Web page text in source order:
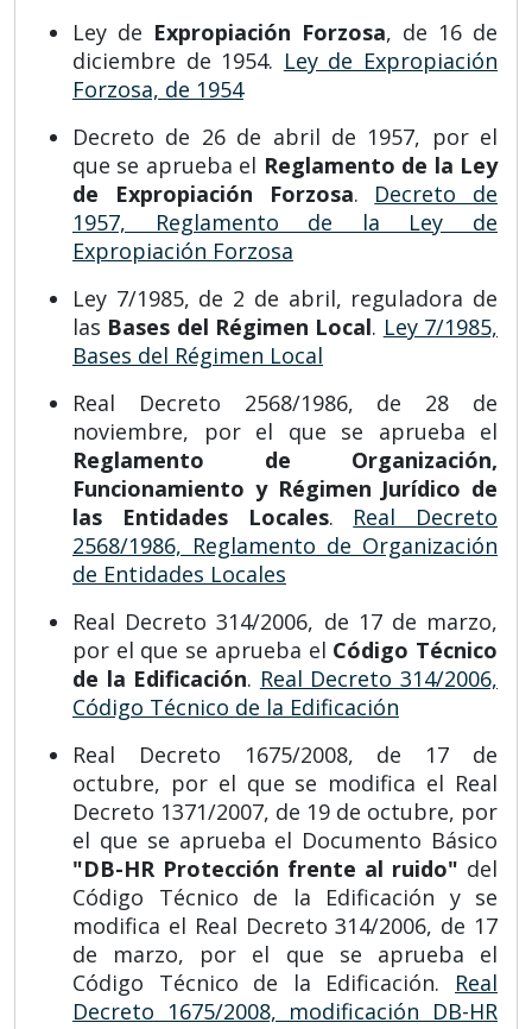
Ley de Expropiación Forzosa, de 16 de
diciembre de 1954. Ley de Expropiación
Forzosa, de 1954
Decreto de 26 de abril de 1957, por el
que se aprueba el Reglamento de la Ley
de Expropiación Forzosa. Decreto de
1957, Reglamento de la Ley de
Expropiación Forzosa
Ley 7/1985, de 2 de abril, reguladora de
las Bases del Régimen Local. Ley 7/1985,
Bases del Régimen Local
Real Decreto 2568/1986, de 28 de
noviembre, por el que se aprueba el
Reglamento de Organización,
Funcionamiento y Régimen Jurídico de
las Entidades Locales. Real Decreto
2568/1986, Reglamento de Organización
de Entidades Locales
Real Decreto 314/2006, de 17 de marzo,
por el que se aprueba el Código Técnico
de la Edificación. Real Decreto 314/2006,
Código Técnico de la Edificación
Real Decreto 1675/2008, de 17 de
octubre, por el que se modifica el Real
Decreto 1371/2007, de 19 de octubre, por
el que se aprueba el Documento Básico
"DB-HR Protección frente al ruido" del
Código Técnico de la Edificación y se
modifica el Real Decreto 314/2006, de 17
de marzo, por el que se aprueba el
Código Técnico de la Edificación. Real
Decreto 1675/2008, modificación DB-HR